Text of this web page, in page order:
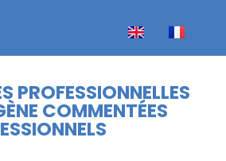
PROFESSIONNELLES
COMMENTÉES